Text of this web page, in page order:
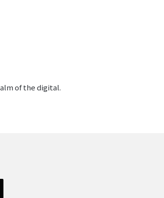
of the digital.